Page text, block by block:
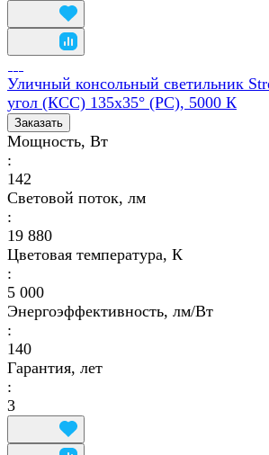
Уличный консольный светильник
угол (КСС) 135x35° (PC), 5000 К
Заказать
Мощность, Вт
:
142
Световой поток, лм
:
19 880
Цветовая температура, К
:
5 000
Энергоэффективность, лм/Вт
:
140
Гарантия, лет
:
3